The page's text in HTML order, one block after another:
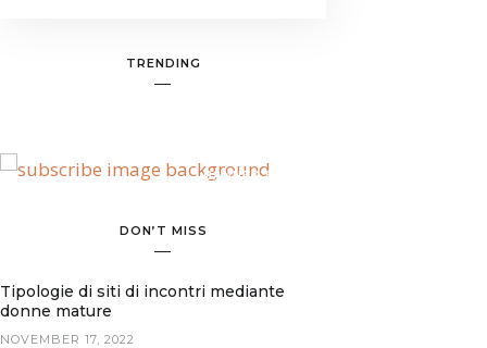
TRENDING
BANNER SPOT
DON’T MISS
Tipologie di siti di incontri mediante
donne mature
NOVEMBER 17, 2022